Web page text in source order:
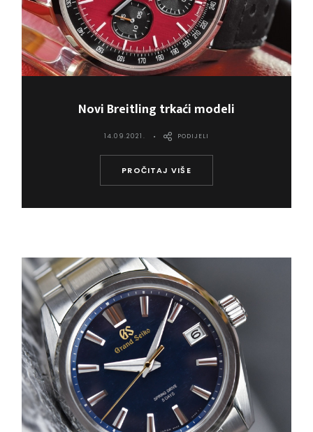
Novi Breitling trkaći modeli
14.09.2021.
PROČITAJ VIŠE
PODIJELI